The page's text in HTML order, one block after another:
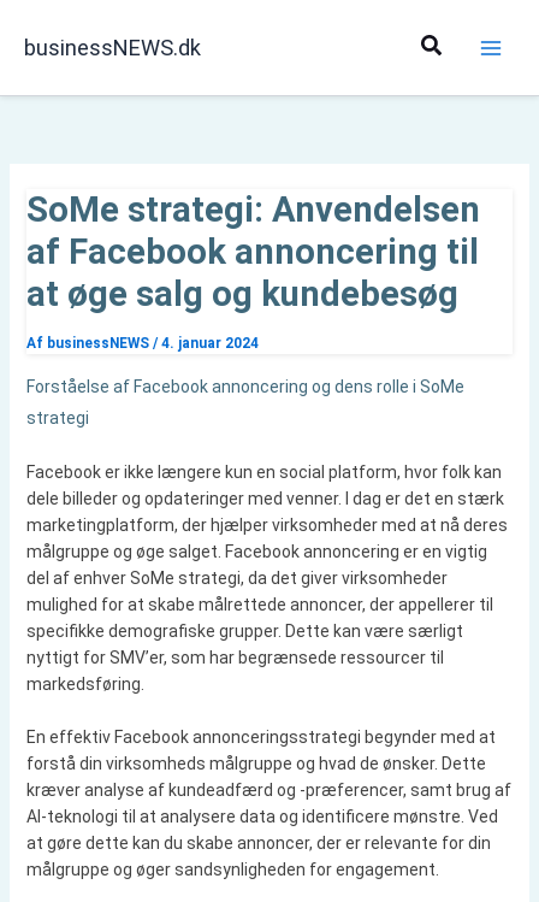
businessNEWS.dk Søg
SoMe strategi: Anvendelsen
af Facebook annoncering til
at øge salg og kundebesøg
Af businessNEWS /4. januar 2024
Forståelse af Facebook annoncering og dens rolle i SoMe
strategi
Facebook er ikke længere kun en social platform, hvor folk kan
dele billeder og opdateringer med venner. I dag er det en stærk
marketingplatform, der hjælper virksomheder med at nå deres
målgruppe og øge salget. Facebook annoncering er en vigtig
del af enhver SoMe strategi, da det giver virksomheder
mulighed for at skabe målrettede annoncer, der appellerer til
specifikke demografiske grupper. Dette kan være særligt
nyttigt for SMV’er, som har begrænsede ressourcer til
markedsføring.
En effektiv Facebook annonceringsstrategi begynder med at
forstå din virksomheds målgruppe og hvad de ønsker. Dette
kræver analyse af kundeadfærd og -præferencer, samt brug af
AI-teknologi til at analysere data og identificere mønstre. Ved
at gøre dette kan du skabe annoncer, der er relevante for din
målgruppe og øger sandsynligheden for engagement.